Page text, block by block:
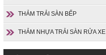
THẢM TRẢI SÀN BẾP
THẢM NHỰA TRẢI SÀN RỬA XE